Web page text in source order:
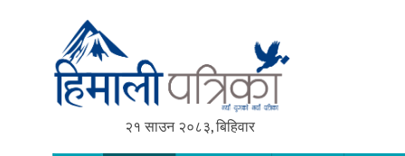
२१ साउन २०८३, बिहिवार